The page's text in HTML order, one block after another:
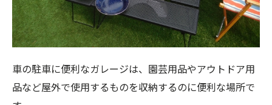
車の駐車に便利なガレージは、園芸用品やアウトドア用
品など屋外で使用するものを収納するのに便利な場所で